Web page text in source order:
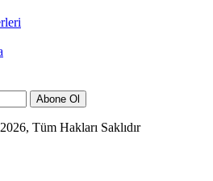
Abone Ol
Tüm Hakları Saklıdır